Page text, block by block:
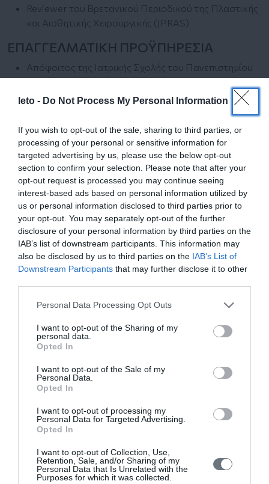
leto - Do Not Process My Personal Information
If you wish to opt-out of the sale, sharing to third parties, or
processing of your personal or sensitive information for
targeted advertising by us, please use the below opt-out
section to confirm your selection. Please note that after your
opt-out request is processed you may continue seeing
interest-based ads based on personal information utilized by
us or personal information disclosed to third parties prior to
your opt-out. You may separately opt-out of the further
disclosure of your personal information by third parties on the
IAB’s list of downstream participants. This information may
also be disclosed by us to third parties on the IAB’s List of
Downstream Participants that may further disclose it to other
Please note that this website/app uses one or more Google
not limited to your visit or usage behaviour. You may click to
grant or deny consent to Google and its third-party tags to
use your data for below specified purposes in below Google
consent section.
Personal Data Processing Opt Outs
I want to opt-out of the Sharing of my
personal data.
Opted In
I want to opt-out of the Sale of my
Personal Data.
Opted In
I want to opt-out of processing my
Personal Data for Targeted Advertising.
Opted In
I want to opt-out of Collection, Use,
Retention, Sale, and/or Sharing of my
Personal Data that Is Unrelated with the
Purposes for which it was collected.
Reviewer του Βρετανικού Περιοδικού της Πλαστικής
και Αισθητικής Χειρουργικής (JPRAS)
ΕΠΑΓΓΕΛΜΑΤΙΚΗ ΠΡΟΫΠΗΡΕΣΙΑ
Απόφοιτος της Ιατρικής Σχολής του Πανεπιστημίου
Αθηνών
Ειδικότητα στην Πλαστική Χειρουργική στο Ηνωμένο
Μεταπτυχιακές σπουδές στις Η.Π.Α (Emory
University Hospital, Atlanta), στη Βραζιλία (Centro de
Estudos Ivo Pitanguy) και στη Σλοβενία (University
Medical Centre Ljubljana).
ΚΛΙΝΙΚΟ & ΕΡΕΥΝΗΤΙΚΟ ΕΝΔΙΑΦΕΡΟΝ
Εξειδίκευση
Στην Αισθητική Χειρουργική, την Επανορθωτική
Χειρουργική Αποκατάστασης του Μαστού, την
Ενδοσκοπική Πλαστική Χειρουργική
Στα Laser στην Πλαστική Χειρουργική
Σε καινοτόμες τεχνικές που αφορούν το πρόσωπο
ΔΙΑΚΡΙΣΕΙΣ & ΒΡΑΒΕΙΑ
Κάτοχος της υποτροφίας Παπαδάκη κατόπιν
διαγωνισμού από το Ίδρυμα Κρατικών Υποτροφιών
κατά τα έτη σπουδών 1982-1987
2ο Βραβείο Ελληνικής Χειρουργικής Εταιρείας επί των
Μετεκπαιδευτικών Μαθημάτων κατόπιν
διαγωνισμού κατά τα έτη 1991 – 1992
Πιστοποίηση από το Βασιλικό Κολλέγιο Χειρουργών
(Royal College of Surgeons-RCS) της Αγγλίας για
αισθητικές χειρουργικές επεμβάσεις στο πρόσωπο,